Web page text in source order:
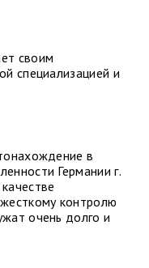
своим
специализацией и
в
Германии г.
контролю
очень долго и